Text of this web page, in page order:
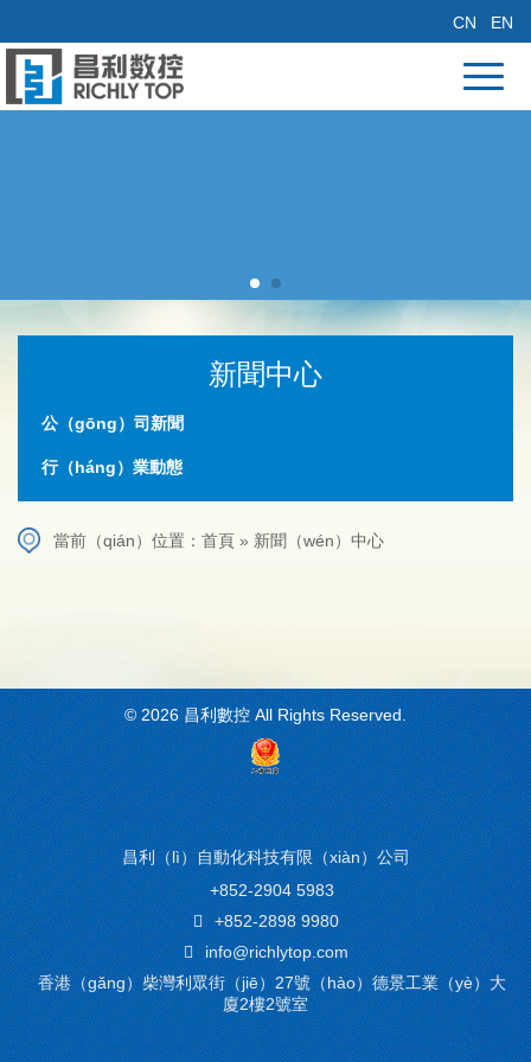
CN EN
新聞中心
公（gōng）司新聞
行（háng）業動態
當前（qián）位置： 首頁 » 新聞（wén）中心
© 2026 昌利數控 All Rights Reserved.
昌利（lì）自動化科技有限（xiàn）公司
+852-2904 5983
+852-2898 9980
info@richlytop.com
香港（gǎng）柴灣利眾街（jiē）27號（hào）德景工業（yè）大
廈2樓2號室
红桃视频官网-红桃17·c18起草-17.c-起草红桃国际-17c红桃起草app免
费最新版下载